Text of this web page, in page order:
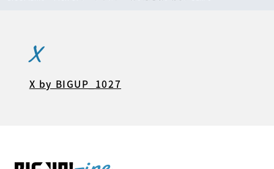
X
X by BIGUP_1027